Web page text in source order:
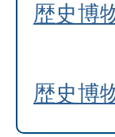
歴史博
歴史博